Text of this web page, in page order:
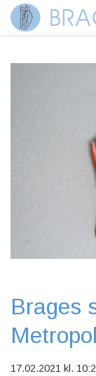
Brages
17.02.2021 kl.